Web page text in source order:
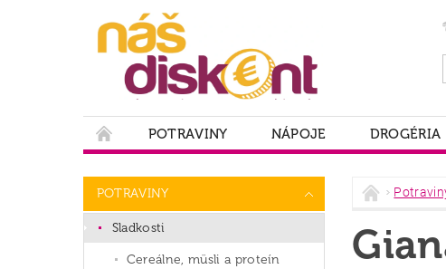
POTRAVINY NÁPOJE DROGÉRIA
POTRAVINY
Sladkosti
Cereálne, müsli a proteín